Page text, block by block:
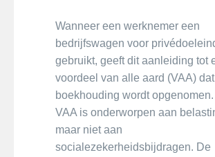
Wanneer een werknemer een
bedrijfswagen voor
gebruikt, geeft dit aanleiding tot
voordeel van alle aard (VAA)
boekhouding wordt
VAA is onderworpen aan
maar niet aan
socialezekerheidsbijdragen. De